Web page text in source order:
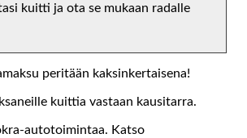
kuitti ja ota se mukaan radalle
peritään kaksinkertaisena!
kuittia vastaan kausitarra.
autotoimintaa. Katso